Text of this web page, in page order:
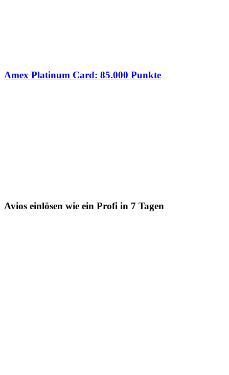
Amex Platinum Card: 85.000 Punkte
Avios einlösen wie ein Profi in 7 Tagen